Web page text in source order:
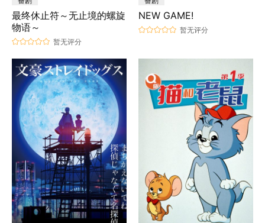
最终休止符～无止境的螺旋
物语～
暂无评分
NEW GAME!
暂无评分